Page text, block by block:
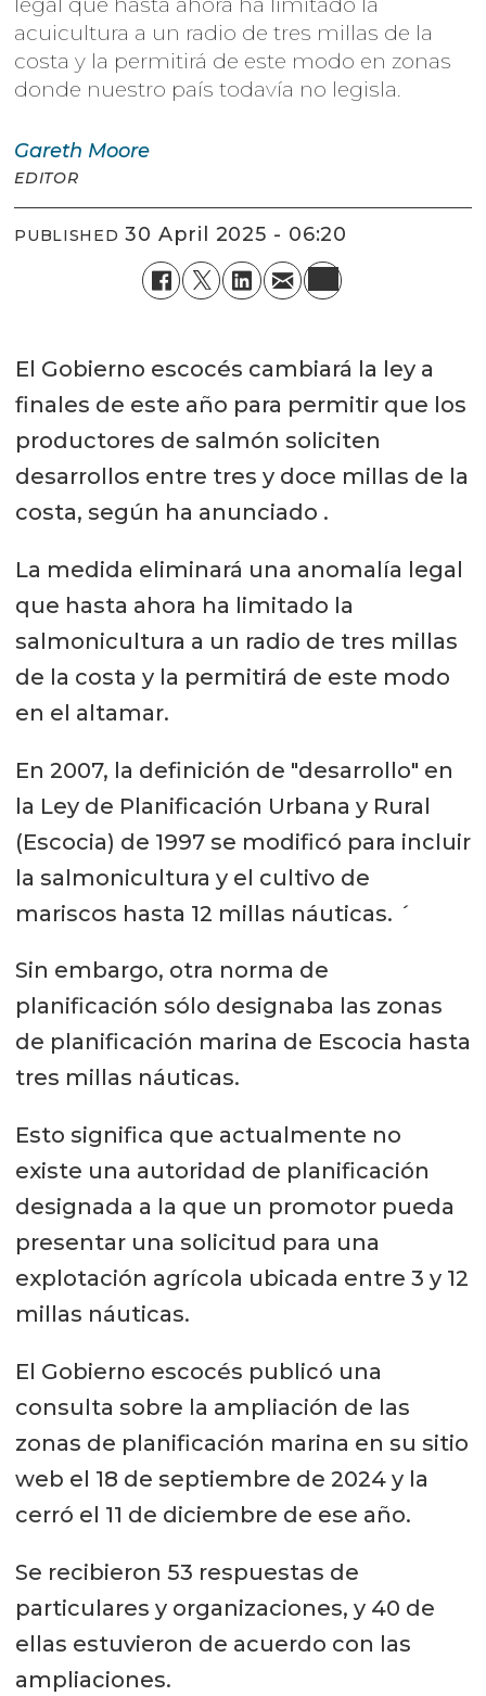
acuicultura a un radio de tres millas de la
costa y la permitirá de este modo en zonas
donde nuestro país todavía no legisla.
Gareth Moore
EDITOR
PUBLISHED 30 April 2025 - 06:20
El Gobierno escocés cambiará la ley a
finales de este año para permitir que los
productores de salmón soliciten
desarrollos entre tres y doce millas de la
costa, según ha anunciado .
La medida eliminará una anomalía legal
que hasta ahora ha limitado la
salmonicultura a un radio de tres millas
de la costa y la permitirá de este modo
en el altamar.
En 2007, la definición de "desarrollo" en
la Ley de Planificación Urbana y Rural
(Escocia) de 1997 se modificó para incluir
la salmonicultura y el cultivo de
mariscos hasta 12 millas náuticas. ´
Sin embargo, otra norma de
planificación sólo designaba las zonas
de planificación marina de Escocia hasta
tres millas náuticas.
Esto significa que actualmente no
existe una autoridad de planificación
designada a la que un promotor pueda
presentar una solicitud para una
explotación agrícola ubicada entre 3 y 12
millas náuticas.
El Gobierno escocés publicó una
consulta sobre la ampliación de las
zonas de planificación marina en su sitio
web el 18 de septiembre de 2024 y la
cerró el 11 de diciembre de ese año.
Se recibieron 53 respuestas de
particulares y organizaciones, y 40 de
ellas estuvieron de acuerdo con las
ampliaciones.